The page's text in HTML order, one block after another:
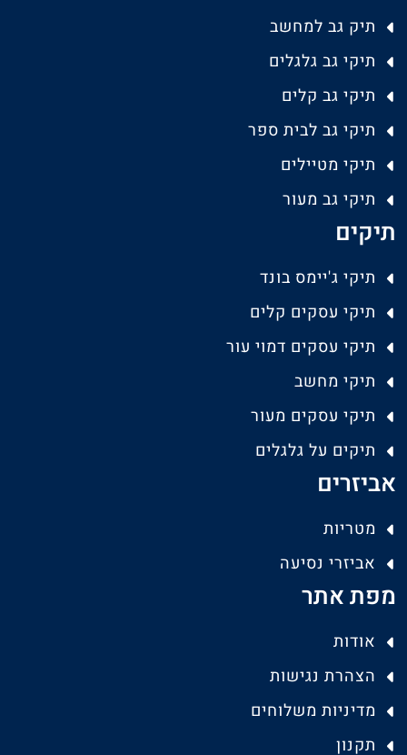
תיק גב למחשב
תיקי גב גלגלים
תיקי גב קלים
תיקי גב לבית ספר
תיקי מטיילים
תיקי גב מעור
תיקים
תיקי ג'יימס בונד
תיקי עסקים קלים
תיקי עסקים דמוי עור
תיקי מחשב
תיקי עסקים מעור
תיקים על גלגלים
אביזרים
מטריות
אביזרי נסיעה
מפת אתר
אודות
הצהרת נגישות
מדיניות משלוחים
תקנון